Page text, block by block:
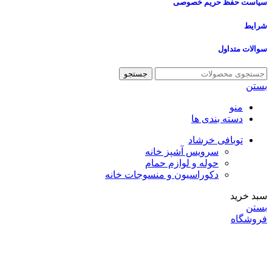
سیاست حفظ حریم خصوصی
شرایط
سوالات متداول
جستجو
بستن
منو
دسته بندی ها
توبافی خرشاد
سرویس آشپز خانه
حوله و لوازم حمام
دکوراسیون و منسوجات خانه
سبد خرید
بستن
فروشگاه